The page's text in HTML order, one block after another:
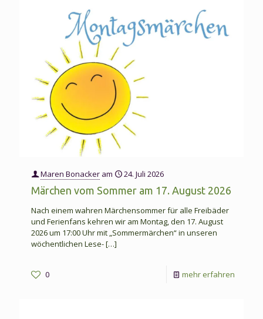
Maren Bonacker am 24. Juli 2026
Märchen vom Sommer am 17. August 2026
Nach einem wahren Märchensommer für alle Freibäder
und Ferienfans kehren wir am Montag, den 17. August
2026 um 17:00 Uhr mit „Sommermärchen“ in unseren
wöchentlichen Lese-[…]
0 mehr erfahren